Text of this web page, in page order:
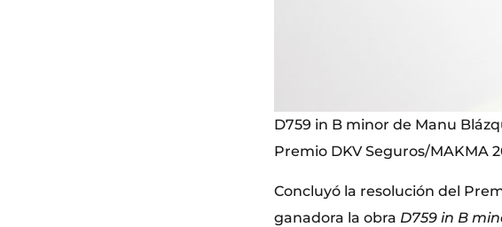
D759 in B minor de Manu
Premio DKV Seguros/MAKMA
Concluyó la resolución del
ganadora la obra D759 in B